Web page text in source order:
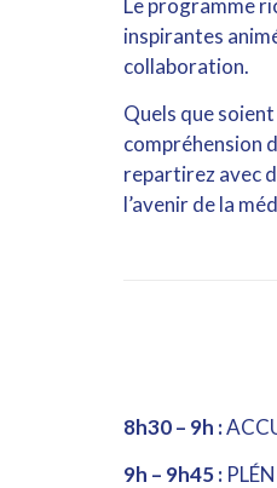
inspirantes
collaboration.
Quels que
compréhension
repartirez avec
l’avenir de la
8h30 – 9h :
9h – 9h45 :